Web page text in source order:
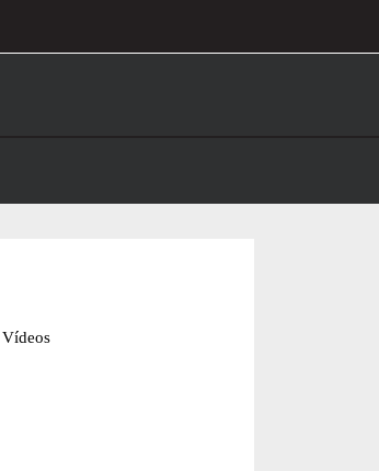
Vídeos